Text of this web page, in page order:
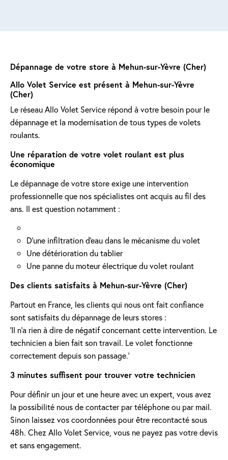
Dépannage de votre store à Mehun-sur-Yèvre (Cher)
Allo Volet Service est présent à Mehun-sur-Yèvre
(Cher)
Le réseau Allo Volet Service répond à votre besoin pour le
dépannage et la modernisation de tous types de volets
roulants.
Une réparation de votre volet roulant est plus
économique
Le dépannage de votre store exige une intervention
professionnelle que nos spécialistes ont acquis au fil des
ans. Il est question notamment :
D'une infiltration d'eau dans le mécanisme du volet
Une détérioration du tablier
Une panne du moteur électrique du volet roulant
Des clients satisfaits à Mehun-sur-Yèvre (Cher)
Partout en France, les clients qui nous ont fait confiance
sont satisfaits du dépannage de leurs stores :
'Il n’a rien à dire de négatif concernant cette intervention. Le
technicien a bien fait son travail. Le volet fonctionne
correctement depuis son passage.'
3 minutes suffisent pour trouver votre technicien
Pour définir un jour et une heure avec un expert, vous avez
la possibilité nous de contacter par téléphone ou par mail.
Sinon laissez vos coordonnées pour être recontacté sous
48h. Chez Allo Volet Service, vous ne payez pas votre devis
et sans engagement.